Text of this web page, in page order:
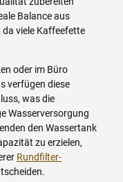
Balance aus
viele Kaffeefette
oder im Büro
verfügen diese
was die
Wasserversorgung
den Wassertank
zu erzielen,
Rundfilter-